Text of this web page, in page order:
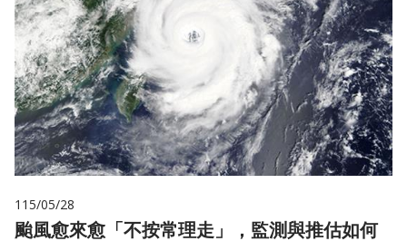
115/05/28
颱風愈來愈「不按常理走」，監測與推估如何